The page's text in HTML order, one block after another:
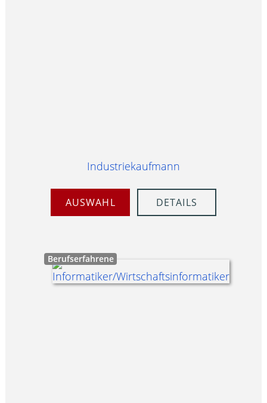
Industriekaufmann
AUSWAHL DETAILS
Berufserfahrene